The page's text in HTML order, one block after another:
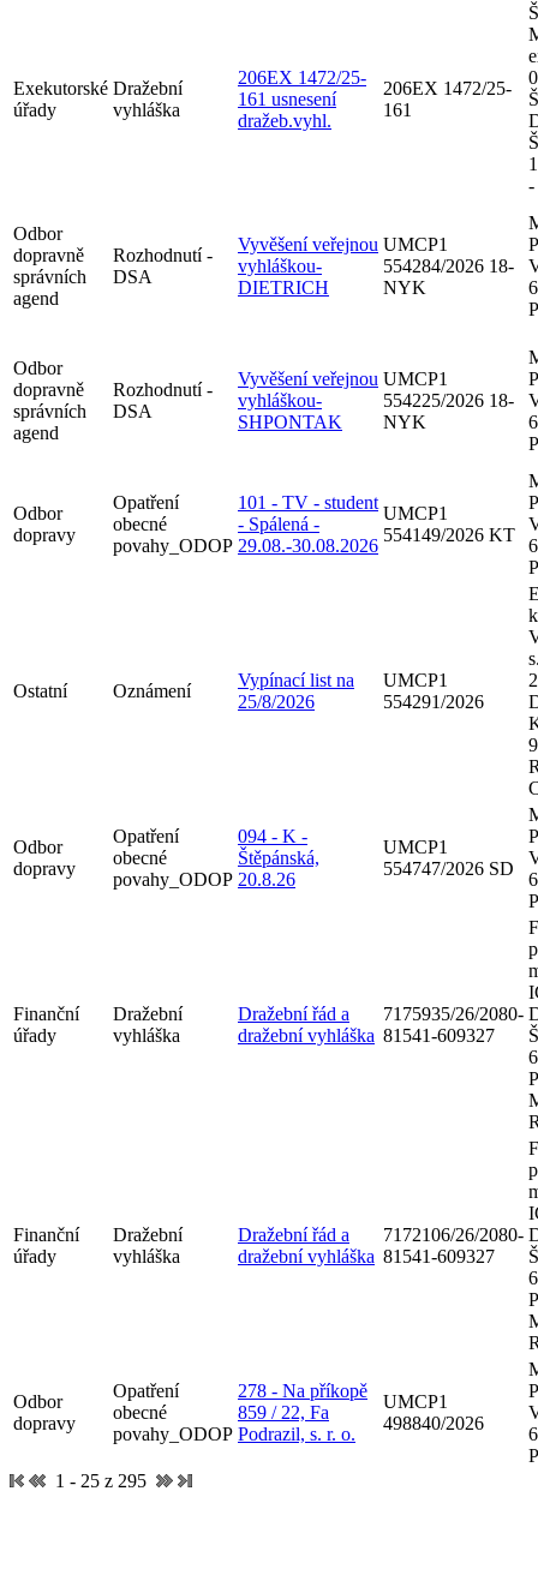
Exekutorské
úřady
Dražební
vyhláška
206EX 1472/25-
161 usnesení
dražeb.vyhl.
206EX 1472/25-
161
-
Odbor
dopravně
správních
agend
Rozhodnutí -
DSA
Vyvěšení veřejnou
vyhláškou-
DIETRICH
UMCP1
554284/2026 18-
NYK
Odbor
dopravně
správních
agend
Rozhodnutí -
DSA
Vyvěšení veřejnou
vyhláškou-
SHPONTAK
UMCP1
554225/2026 18-
NYK
Odbor
dopravy
Opatření
obecné
povahy_ODOP
101 - TV - student
- Spálená -
29.08.-30.08.2026
UMCP1
554149/2026 KT
Ostatní Oznámení
Vypínací list na
25/8/2026
UMCP1
554291/2026
Odbor
dopravy
Opatření
obecné
povahy_ODOP
094 - K -
Štěpánská,
20.8.26
UMCP1
554747/2026 SD
Finanční
úřady
Dražební
vyhláška
Dražební řád a
dražební vyhláška
7175935/26/2080-
81541-609327
Finanční
úřady
Dražební
vyhláška
Dražební řád a
dražební vyhláška
7172106/26/2080-
81541-609327
Odbor
dopravy
Opatření
obecné
povahy_ODOP
278 - Na příkopě
859 / 22, Fa
Podrazil, s. r. o.
UMCP1
498840/2026
1 - 25 z 295